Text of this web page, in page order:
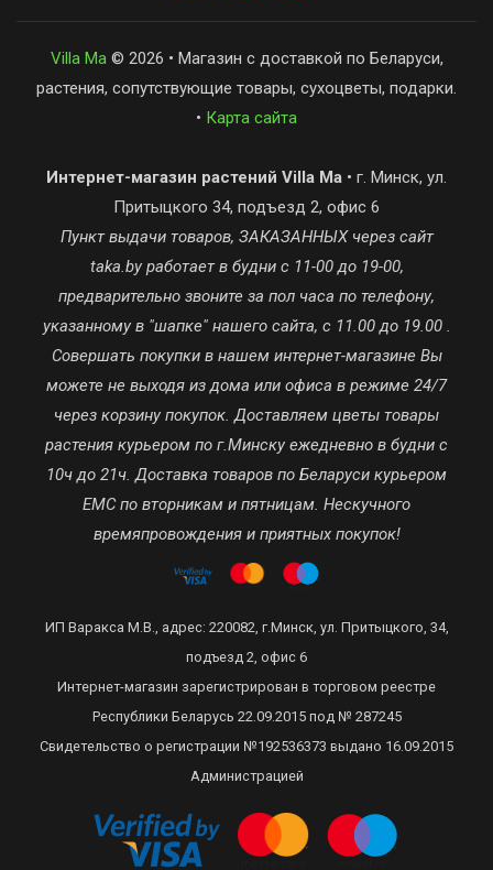
Villa Ma© 2026 • Магазин с доставкой по Беларуси,
растения, сопутствующие товары, сухоцветы, подарки.
• Карта сайта
Интернет-магазин растений Villa Ma • г. Минск, ул.
Притыцкого 34, подъезд 2, офис 6
Пункт выдачи товаров, ЗАКАЗАННЫХ через сайт
taka.by работает в будни с 11-00 до 19-00,
предварительно звоните за пол часа по телефону,
указанному в "шапке" нашего сайта, с 11.00 до 19.00 .
Совершать покупки в нашем интернет-магазине Вы
можете не выходя из дома или офиса в режиме 24/7
через корзину покупок. Доставляем цветы товары
растения курьером по г.Минску ежедневно в будни с
10ч до 21ч. Доставка товаров по Беларуси курьером
ЕМС по вторникам и пятницам. Нескучного
времяпровождения и приятных покупок!
ИП Варакса М.В., адрес: 220082, г.Минск, ул. Притыцкого, 34,
подъезд 2, офис 6
Интернет-магазин зарегистрирован в торговом реестре
Республики Беларусь 22.09.2015 под № 287245
Свидетельство о регистрации №192536373 выдано 16.09.2015
Администрацией